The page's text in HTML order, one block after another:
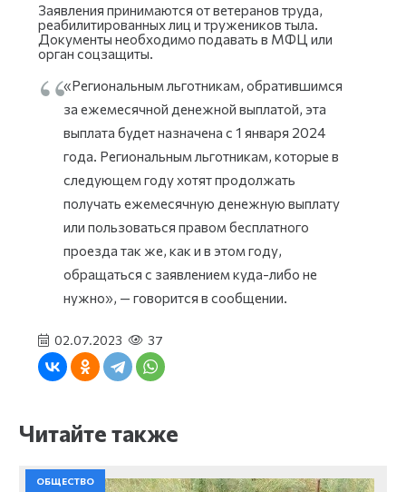
Заявления принимаются от ветеранов труда,
реабилитированных лиц и тружеников тыла.
Документы необходимо подавать в МФЦ или
орган соцзащиты.
«Региональным льготникам, обратившимся
за ежемесячной денежной выплатой, эта
выплата будет назначена с 1 января 2024
года. Региональным льготникам, которые в
следующем году хотят продолжать
получать ежемесячную денежную выплату
или пользоваться правом бесплатного
проезда так же, как и в этом году,
обращаться с заявлением куда-либо не
нужно», — говорится в сообщении.
02.07.2023 37
Читайте также
ОБЩЕСТВО